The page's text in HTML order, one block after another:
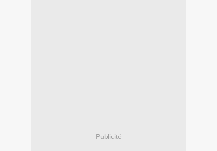
Publicité